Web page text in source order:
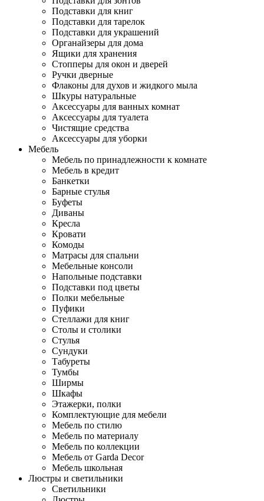
Подставки для книг
Подставки для тарелок
Подставки для украшений
Органайзеры для дома
Ящики для хранения
Стопперы для окон и дверей
Ручки дверные
Флаконы для духов и жидкого мыла
Шкуры натуральные
Аксессуары для ванных комнат
Аксессуары для туалета
Чистящие средства
Аксессуары для уборки
Мебель
Мебель по принадлежности к комнате
Мебель в кредит
Банкетки
Барные стулья
Буфеты
Диваны
Кресла
Кровати
Комоды
Матрасы для спальни
Мебельные консоли
Напольные подставки
Подставки под цветы
Полки мебельные
Пуфики
Стеллажи для книг
Столы и столики
Стулья
Сундуки
Табуреты
Тумбы
Ширмы
Шкафы
Этажерки, полки
Комплектующие для мебели
Мебель по стилю
Мебель по материалу
Мебель по коллекции
Мебель от Garda Decor
Мебель школьная
Люстры и светильники
Светильники